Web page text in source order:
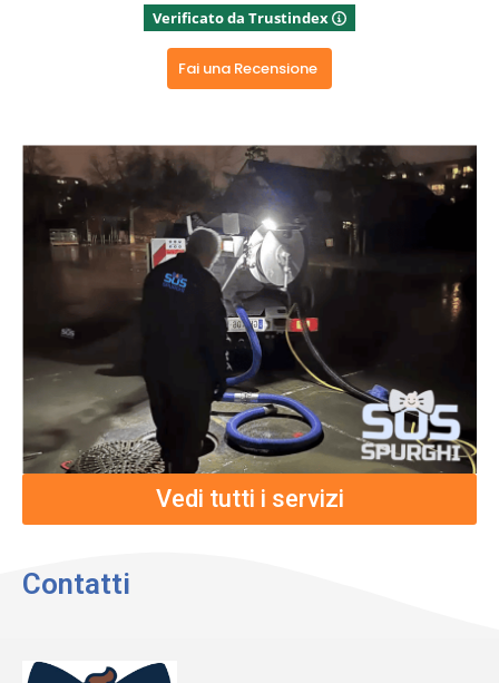
x aver dedicato del tempo x una recensione
positiva, grazie ancora
Verificato da Trustindex
Fai una Recensione
Vedi tutti i servizi
Contatti